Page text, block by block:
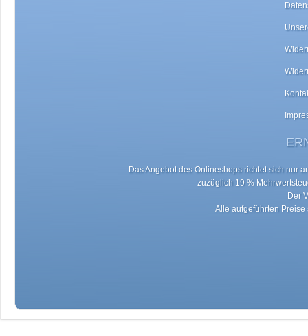
Das Angebot des Onlineshops richtet sich nur
zuzüglich 19 %
Der
Alle aufgeführten